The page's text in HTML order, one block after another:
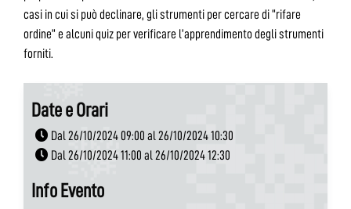
casi in cui si può declinare, gli strumenti per cercare di “rifare
ordine” e alcuni quiz per verificare l’apprendimento degli strumenti
forniti.
Date e Orari
Dal 26/10/2024 09:00 al 26/10/2024 10:30
Dal 26/10/2024 11:00 al 26/10/2024 12:30
Info Evento